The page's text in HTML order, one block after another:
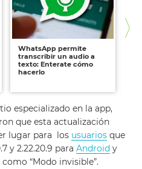
WhatsApp permite
transcribir un audio a
texto: Enterate cómo
hacerlo
especializado en la app,
que esta actualización
lugar para los usuarios que
y 2.22.20.9 para Android y
“Modo invisible”.